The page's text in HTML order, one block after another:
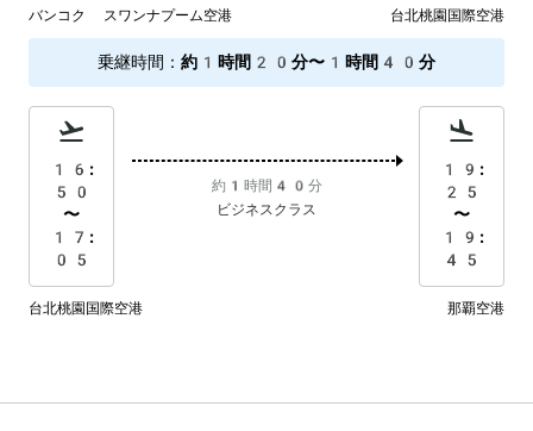
バンコク スワンナプーム空港 台北桃園国際空港
乗継時間 ： 約1時間20分〜1時間40分
16:
50
〜
17:
05
約1時間40分
ビジネスクラス
19:
25
〜
19:
45
台北桃園国際空港 那覇空港